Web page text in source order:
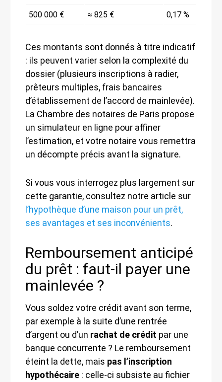
500 000 € ≈ 825 € 0,17 %
Ces montants sont donnés à titre indicatif
: ils peuvent varier selon la complexité du
dossier (plusieurs inscriptions à radier,
prêteurs multiples, frais bancaires
d’établissement de l’accord de mainlevée).
La Chambre des notaires de Paris propose
un simulateur en ligne pour affiner
l’estimation, et votre notaire vous remettra
un décompte précis avant la signature.
Si vous vous interrogez plus largement sur
cette garantie, consultez notre article sur
l’hypothèque d’une maison pour un prêt,
ses avantages et ses inconvénients.
Remboursement anticipé
du prêt : faut-il payer une
mainlevée ?
Vous soldez votre crédit avant son terme,
par exemple à la suite d’une rentrée
d’argent ou d’un rachat de crédit par une
banque concurrente ? Le remboursement
éteint la dette, mais pas l’inscription
hypothécaire : celle-ci subsiste au fichier